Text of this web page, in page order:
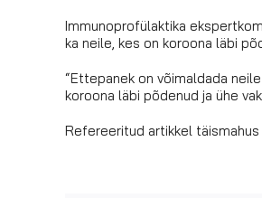
Immunoprofülaktika
ka neile, kes on koroona läbi
“Ettepanek on võimaldada
koroona läbi põdenud ja ühe
Refereeritud artikkel täismahus